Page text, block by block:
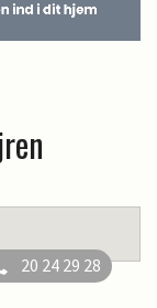
20 24 29 28